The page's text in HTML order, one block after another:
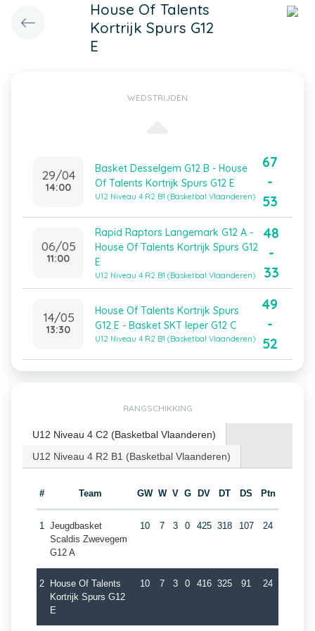
House Of Talents
Kortrijk Spurs G12
E
WEDSTRIJDEN
29/04
14:00
Basket Desselgem G12 B - House
Of Talents Kortrijk Spurs G12 E
U12 Niveau 4 R2 B1 (Basketbal Vlaanderen)
67
-
53
06/05
11:00
Rapid Raptors Langemark G12 A -
House Of Talents Kortrijk Spurs G12
E
U12 Niveau 4 R2 B1 (Basketbal Vlaanderen)
48
-
33
14/05
13:30
House Of Talents Kortrijk Spurs
G12 E - Basket SKT Ieper G12 C
U12 Niveau 4 R2 B1 (Basketbal Vlaanderen)
49
-
52
RANGSCHIKKING
U12 Niveau 4 C2 (Basketbal Vlaanderen)
U12 Niveau 4 R2 B1 (Basketbal Vlaanderen)
# Team GW W V G DV DT DS Ptn
1 Jeugdbasket
Scaldis Zwevegem
G12 A
10 7 3 0 425 318 107 24
2
House Of Talents
Kortrijk Spurs G12
E
10 7 3 0 416 325 91 24